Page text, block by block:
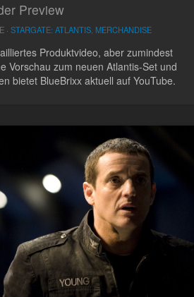
Preview
· STARGATE: ATLANTIS, MERCHANDISE
Produktvideo, aber zumindest
Vorschau zum neuen Atlantis-Set und
bietet BlueBrixx aktuell auf YouTube.